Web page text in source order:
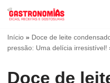
para
o
Início » Doce de leite
pressão: Uma delícia irresistível!
Doce de